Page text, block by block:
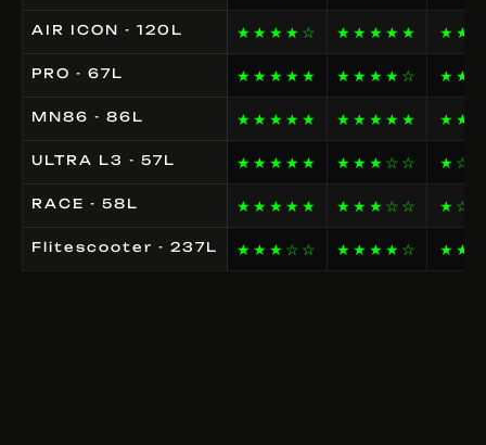
AIR ICON - 120L ★★★★☆ ★★★★★
PRO - 67L ★★★★★ ★★★★☆
MN86 - 86L ★★★★★ ★★★★★
ULTRA L3 - 57L ★★★★★ ★★★☆☆
RACE - 58L ★★★★★ ★★★☆☆
Flitescooter - 237L ★★★☆☆ ★★★★☆